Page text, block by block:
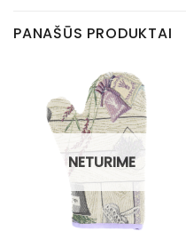
PANAŠŪS PRODUKTAI
NETURIME